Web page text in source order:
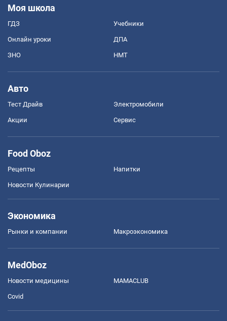
Моя школа
ГДЗ Учебники
Онлайн уроки ДПА
ЗНО НМТ
Авто
Тест Драйв Электромобили
Акции Сервис
Food Oboz
Рецепты Напитки
Новости Кулинарии
Экономика
Рынки и компании Mакроэкономика
MedOboz
Новости медицины MAMACLUB
Covid